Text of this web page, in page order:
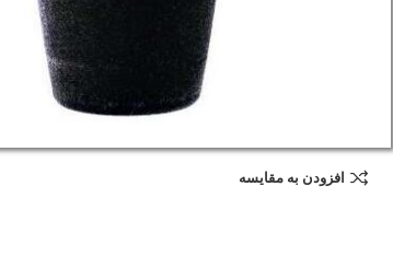
افزودن به مقایسه